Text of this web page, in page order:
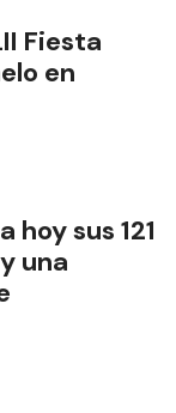
Fiesta
en
hoy sus 121
una